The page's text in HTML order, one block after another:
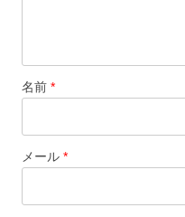
名前 *
メール *